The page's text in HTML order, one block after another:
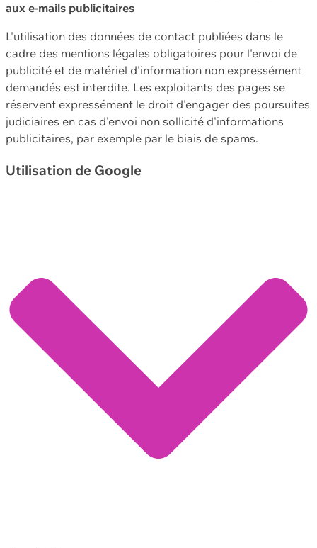
aux e-mails publicitaires
L'utilisation des données de contact publiées dans le
cadre des mentions légales obligatoires pour l'envoi de
publicité et de matériel d'information non expressément
demandés est interdite. Les exploitants des pages se
réservent expressément le droit d'engager des poursuites
judiciaires en cas d'envoi non sollicité d'informations
publicitaires, par exemple par le biais de spams.
Utilisation de Google